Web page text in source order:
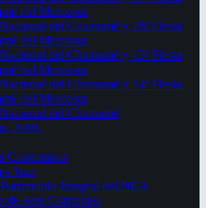
del Mercosur
del Chamamé y 16ª Fiesta
del Mercosur
del Chamamé y 15ª Fiesta
del Mercosur
del Chamamé y 14ª Fiesta
del Mercosur
del Chamamé
2016.
Correntinos
Jazz
Integral del NEA
de Arte Corrientes